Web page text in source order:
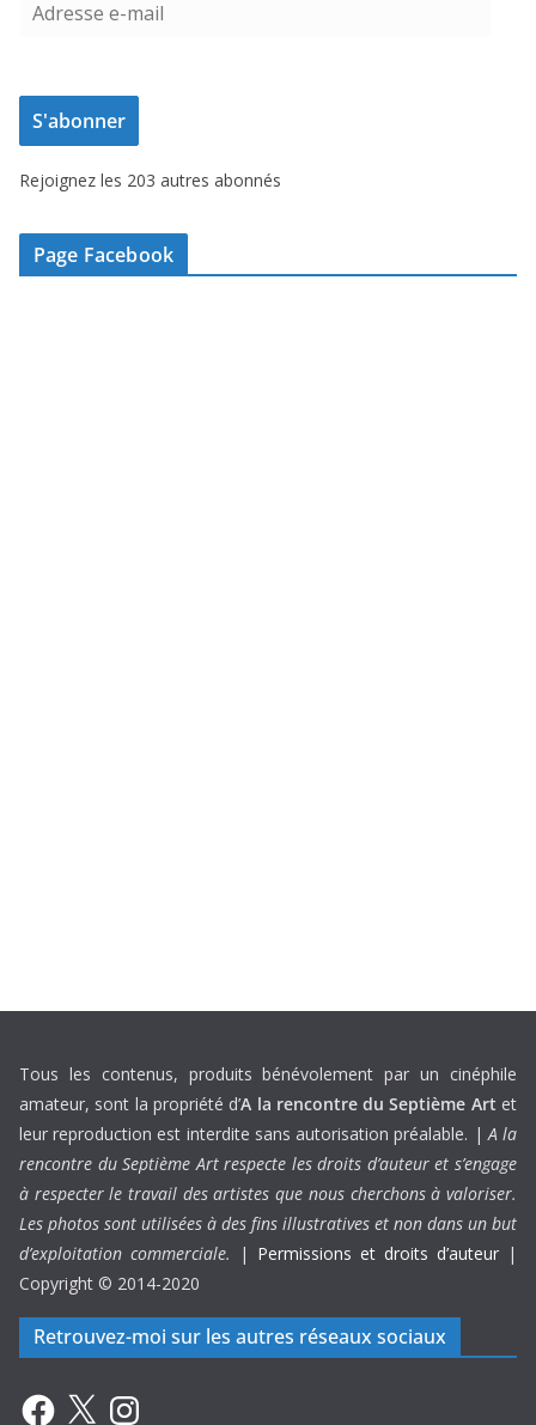
e
s
e
-
m
S'abonner
Rejoignez les 203 autres abonnés
Page Facebook
Tous les contenus, produits bénévolement par un cinéphile
amateur, sont la propriété d’A la rencontre du Septième Art et
leur reproduction est interdite sans autorisation préalable. |A la
rencontre du Septième Art respecte les droits d’auteur et s’engage
à respecter le travail des artistes que nous cherchons à valoriser.
Les photos sont utilisées à des fins illustratives et non dans un but
d’exploitation commerciale.
| Permissions et droits d’auteur |
Copyright © 2014-2020
Retrouvez-moi sur les autres réseaux sociaux
Facebook
X Instagram